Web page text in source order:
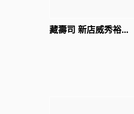
藏壽司 新店威秀裕隆店